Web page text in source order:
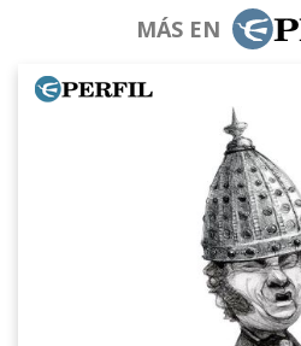
MÁS EN